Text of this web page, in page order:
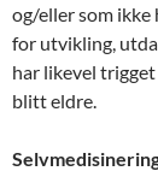
og/eller som ikke
for utvikling,
har likevel
blitt eldre.